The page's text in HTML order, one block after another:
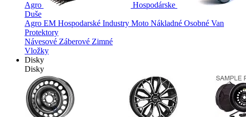
Agro Hospodárske
Duše
Agro EM Hospodarské Industry Moto Nákladné Osobné Van
Protektory
Návesové Záberové Zimné
Vložky
Disky
Disky